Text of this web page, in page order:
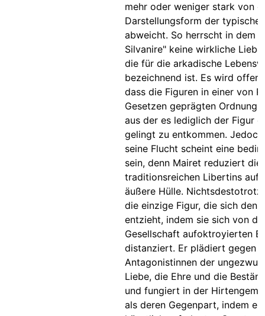
mehr oder weniger stark von
Darstellungsform der
abweicht. So herrscht in dem
Silvanire" keine wirkliche
die für die arkadische
bezeichnend ist. Es wird
dass die Figuren in einer von
Gesetzen geprägten Ordnung
aus der es lediglich der Figur
gelingt zu entkommen.
seine Flucht scheint eine
sein, denn Mairet reduziert die
traditionsreichen Libertins auf
äußere Hülle. Nichtsdestotrotz
die einzige Figur, die sich den
entzieht, indem sie sich von
Gesellschaft aufoktroyierten
distanziert. Er plädiert gegen
Antagonistinnen der
Liebe, die Ehre und die
und fungiert in der
als deren Gegenpart, indem er